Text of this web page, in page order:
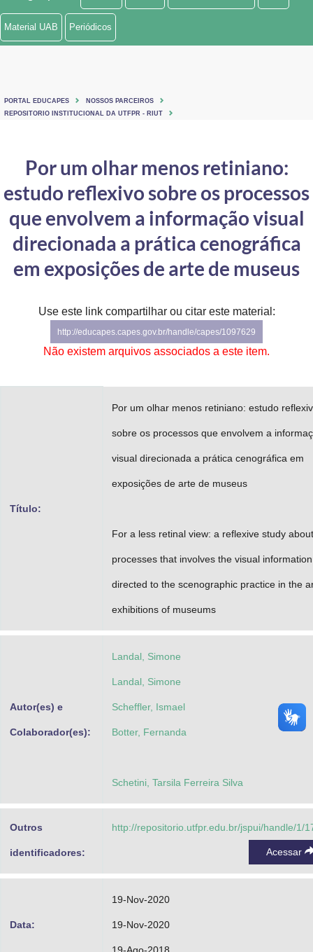
Ministério de Minas e Energia
Ministério do Turismo
Controladoria-Geral da União
Secretaria-Geral
Secretaria de Governo
Advocacia-Geral da União
Banco Central do Brasil
Planalto
Material UAB Periódicos
PORTAL EDUCAPES
NOSSOS PARCEIROS
REPOSITORIO INSTITUCIONAL DA UTFPR - RIUT
Por um olhar menos retiniano:
estudo reflexivo sobre os processos
que envolvem a informação visual
direcionada a prática cenográfica
em exposições de arte de museus
Use este link compartilhar ou citar este material:
http://educapes.capes.gov.br/handle/capes/1097629
Não existem arquivos associados a este item.
Título:
Por um olhar menos retiniano: estudo
sobre os processos que envolvem a
visual direcionada a prática cenográfica em
exposições de arte de museus
For a less retinal view: a reflexive study
processes that involves the visual information
directed to the scenographic practice in the
exhibitions of museums
Autor(es) e
Colaborador(es):
Landal, Simone
Landal, Simone
Scheffler, Ismael
Botter, Fernanda
Schetini, Tarsila Ferreira Silva
Outros
identificadores:
http://repositorio.utfpr.edu.br/jspui/handle/1/
Acessar
Data:
19-Nov-2020
19-Nov-2020